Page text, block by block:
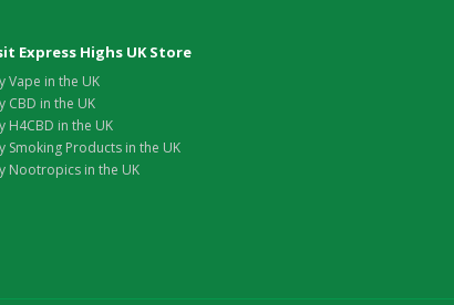
Express Highs UK Store
Vape in the UK
CBD in the UK
H4CBD in the UK
Smoking Products in the UK
Nootropics in the UK